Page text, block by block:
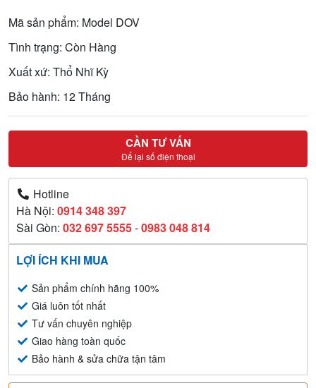
Mã sản phẩm: Model DOV
Tình trạng: Còn Hàng
Xuất xứ: Thổ Nhĩ Kỳ
Bảo hành: 12 Tháng
CẦN TƯ VẤN
Để lại số điện thoại
Hotline
Hà Nội: 0914 348 397
Sài Gòn: 032 697 5555-0983 048 814
LỢI ÍCH KHI MUA
Sản phẩm chính hãng 100%
Giá luôn tốt nhất
Tư vấn chuyên nghiệp
Giao hàng toàn quốc
Bảo hành & sửa chữa tận tâm